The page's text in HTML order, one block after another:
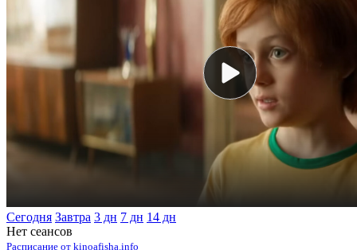
Сегодня Завтра 3 дн 7 дн 14 дн
Нет сеансов
Расписание от kinoafisha.info